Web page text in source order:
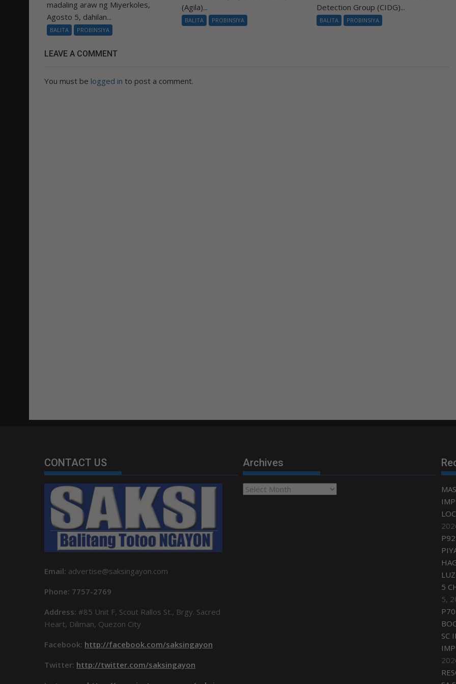
madaling araw ng Miyerkoles,
Agosto 5, dahilan...
BALITA PROBINSIYA
(Agila)...
BALITA PROBINSIYA
Detection Group (CIDG)...
BALITA PROBINSIYA
LEAVE A COMMENT
You must be logged in to post a comment.
CONTACT US
Email: advertise@saksingayon.com
Phone: 7757-2769
Address: #85 Unit F, Scout Rallos St., Brgy. Sacred
Heart, Diliman, Quezon City
Facebook: http://facebook.com/saksingayon
Twitter: http://twitter.com/saksingayon
Archives
Archives
5
5,
SC